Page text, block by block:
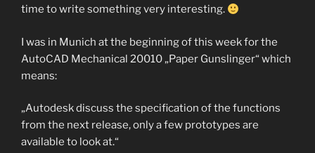
time to write something very interesting.
I was in Munich at the beginning of this week for the
AutoCAD Mechanical 20010 „Paper Gunslinger“ which
means:
„Autodesk discuss the specification of the functions
from the next release, only a few prototypes are
available to look at.“